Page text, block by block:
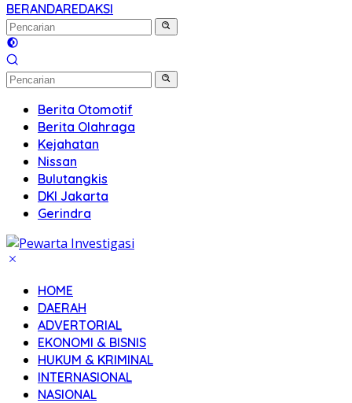
BERANDAREDAKSI
Berita Otomotif
Berita Olahraga
Kejahatan
Nissan
Bulutangkis
DKI Jakarta
Gerindra
HOME
DAERAH
ADVERTORIAL
EKONOMI & BISNIS
HUKUM & KRIMINAL
INTERNASIONAL
NASIONAL